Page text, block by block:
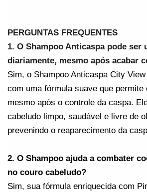
PERGUNTAS FREQUENTES
1. O Shampoo Anticaspa pode ser
diariamente, mesmo após acabar
Sim, o Shampoo Anticaspa City
com uma fórmula suave que permite
mesmo após o controle da caspa.
cabeludo limpo, saudável e livre de
prevenindo o reaparecimento da
2. O Shampoo ajuda a combater
no couro cabeludo?
Sim, sua fórmula enriquecida com